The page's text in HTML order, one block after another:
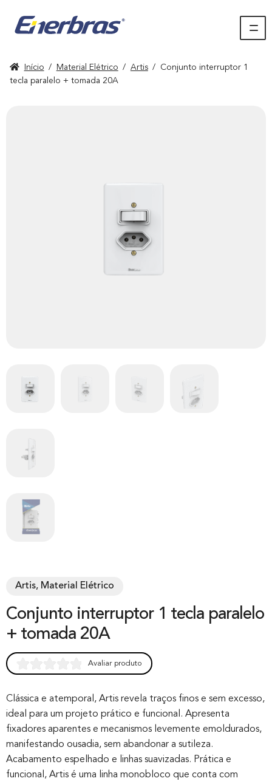
Início / Material Elétrico / Artis /
Conjunto interruptor 1
tecla paralelo + tomada 20A
Artis, Material Elétrico
Conjunto interruptor 1 tecla paralelo
+ tomada 20A
out of 0
based on
customer
rating
Avaliar produto
Clássica e atemporal, Artis revela traços finos e sem excesso,
ideal para um projeto prático e funcional. Apresenta
fixadores aparentes e mecanismos levemente emoldurados,
manifestando ousadia, sem abandonar a sutileza.
Acabamento espelhado e linhas suavizadas. Prática e
funcional, Artis é uma linha monobloco que conta com